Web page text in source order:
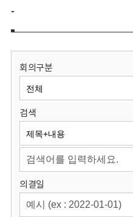
보
원
회
-
회의구분
검색
의결일